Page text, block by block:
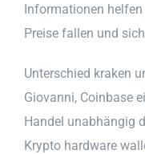
Informationen
Preise fallen und
Unterschied kraken
Giovanni, Coinbase
Handel unabhängig
Krypto hardware